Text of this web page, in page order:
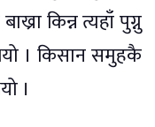
किन्न त्यहाँ पुग्नु
। किसान समुहकै
।